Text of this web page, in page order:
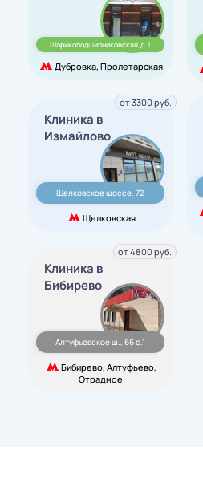
Шарикоподшипниковская,д. 1
Дубровка, Пролетарская
Клиника в
Измайлово
Щелковское шоссе, 72
Щелковская
от 3300 руб.
Клиника в
Бибирево
Алтуфьевское ш., 66 с.1
Бибирево, Алтуфьево,
Отрадное
от 4800 руб.